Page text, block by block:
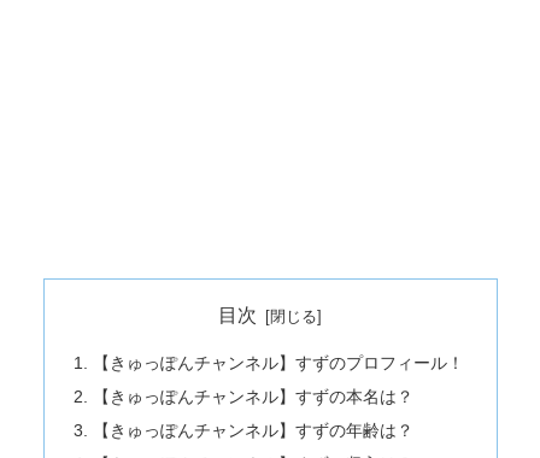
目次
【きゅっぽんチャンネル】すずのプロフィール！
【きゅっぽんチャンネル】すずの本名は？
【きゅっぽんチャンネル】すずの年齢は？